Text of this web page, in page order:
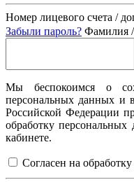
Номер лицевого счета /
Забыли пароль? Фамилия
Мы беспокоимся о
персональных данных и в
Российской Федерации
обработку
кабинете.
Согласен на